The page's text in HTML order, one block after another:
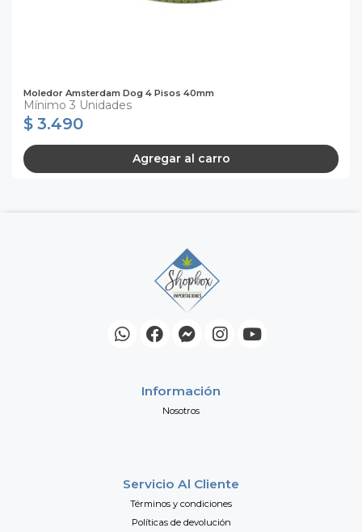
Moledor Amsterdam Dog 4 Pisos 40mm
Mínimo 3 Unidades
$ 3.490
Agregar al carro
Información
Nosotros
Servicio Al Cliente
Términos y condiciones
Políticas de devolución